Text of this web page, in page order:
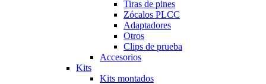
Tiras de pines
Zócalos PLCC
Adaptadores
Otros
Clips de prueba
Accesorios
Kits
Kits montados